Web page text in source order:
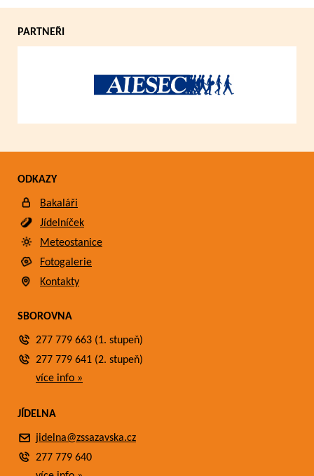
PARTNEŘI
ODKAZY
Bakaláři
Jídelníček
Meteostanice
Fotogalerie
Kontakty
SBOROVNA
277 779 663 (1. stupeň)
277 779 641 (2. stupeň)
více info »
JÍDELNA
jidelna@zssazavska.cz
277 779 640